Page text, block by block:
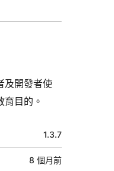
及開發者使
育目的。
1.3.7
8 個月前